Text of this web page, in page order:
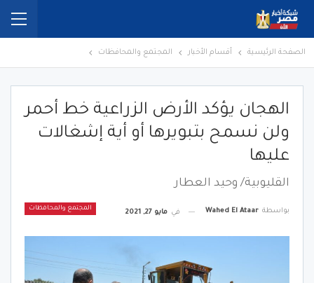
الصفحة الرئيسية أقسام الأخبار المجتمع والمحافظات
الهجان يؤكد الأرض الزراعية خط أحمر
ولن نسمح بتبويرها أو أية إشغالات
عليها
القليوبية/ وحيد العطار
المجتمع والمحافظات بواسطة Wahed El Ataar في مايو 27, 2021